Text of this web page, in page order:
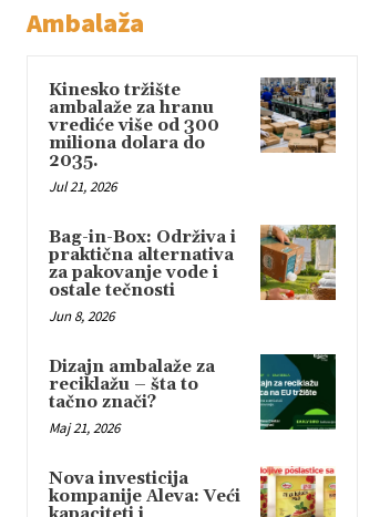
Ambalaža
Kinesko tržište
ambalaže za hranu
vrediće više od 300
miliona dolara do
2035.
Jul 21, 2026
Bag-in-Box: Održiva i
praktična alternativa
za pakovanje vode i
ostale tečnosti
Jun 8, 2026
Dizajn ambalaže za
reciklažu – šta to
tačno znači?
Maj 21, 2026
Nova investicija
kompanije Aleva: Veći